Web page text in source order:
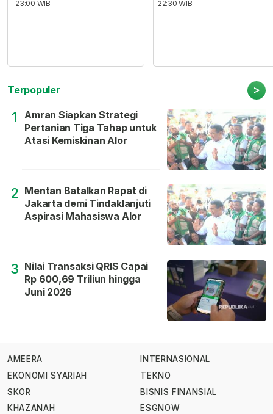
23:00 WIB
22:30 WIB
Terpopuler >
1
Amran Siapkan Strategi
Pertanian Tiga Tahap untuk
Atasi Kemiskinan Alor
2 Mentan Batalkan Rapat di
Jakarta demi Tindaklanjuti
Aspirasi Mahasiswa Alor
3 Nilai Transaksi QRIS Capai
Rp 600,69 Triliun hingga
Juni 2026
AMEERA
EKONOMI SYARIAH
SKOR
KHAZANAH
INTERNASIONAL
TEKNO
BISNIS FINANSIAL
ESGNOW